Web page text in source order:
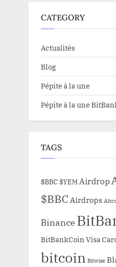
CATEGORY
Actualités
Blog
Pépite à la une
Pépite à la une
TAGS
$BBC $YEMAirdrop
$BBCAirdrops
Binance
BitBankCoin Visa
bitcoin Bitwise